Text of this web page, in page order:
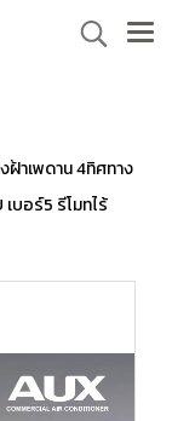
าเพดาน 4ทิศทาง
บอร์5 รีโมทไร้